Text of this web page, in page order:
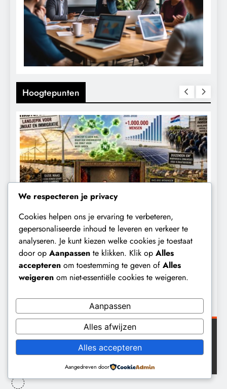
Hoogtepunten
KALENDER 2030 KLIMAATBEDROG
Waarom worden de mensen van wie de
toekomst op het spel staat,
buitengesloten?
Digital Newspaper - Veelzijdig nieuws WordPress
thema 2026. Powered ByBlazeThemes.
We respecteren je privacy
Cookies helpen ons je ervaring te verbeteren,
gepersonaliseerde inhoud te leveren en verkeer te
analyseren. Je kunt kiezen welke cookies je toestaat
door op Aanpassen te klikken. Klik op Alles
accepteren om toestemming te geven of Alles
weigeren om niet-essentiële cookies te weigeren.
Aanpassen
Alles afwijzen
Alles accepteren
Aangedreven door